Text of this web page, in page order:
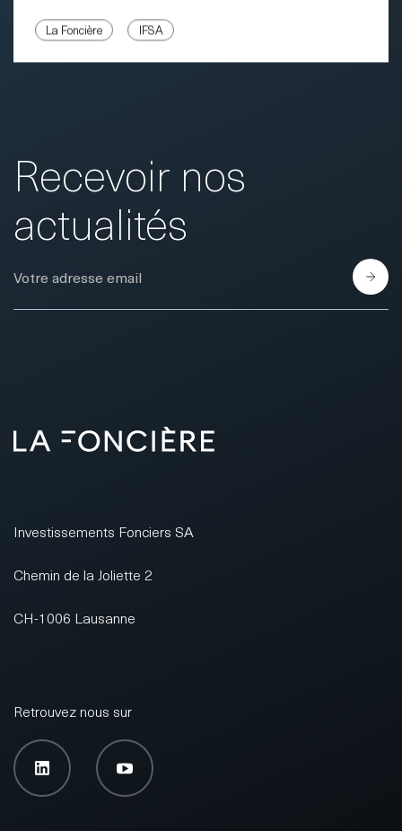
La Foncière IFSA
Recevoir nos
actualités
E-Mail
Investissements Fonciers SA
Chemin de la Joliette 2
CH-1006 Lausanne
Retrouvez nous sur